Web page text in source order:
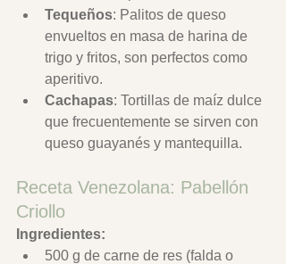
Tequeños: Palitos de queso
envueltos en masa de harina de
trigo y fritos, son perfectos como
aperitivo.
Cachapas: Tortillas de maíz dulce
que frecuentemente se sirven con
queso guayanés y mantequilla.
Receta Venezolana: Pabellón
Criollo
Ingredientes:
500 g de carne de res (falda o